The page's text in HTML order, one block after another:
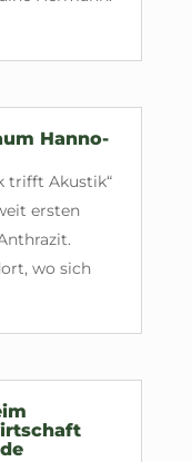
Hanno-
trifft Akustik“
ersten
wo sich